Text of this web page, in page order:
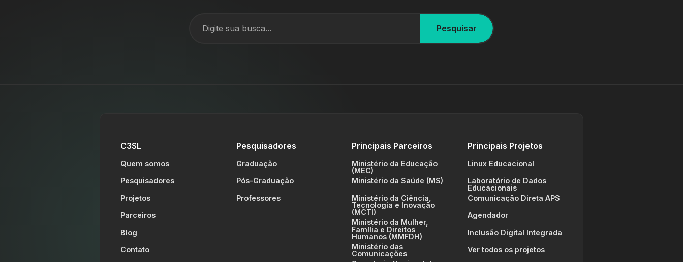
Pesquisar
C3SL
Quem somos
Pesquisadores
Projetos
Parceiros
Blog
Contato
Pesquisadores
Graduação
Pós-Graduação
Professores
Principais Parceiros
Ministério da Educação
(MEC)
Ministério da Saúde (MS)
Ministério da Ciência,
Tecnologia e Inovação
(MCTI)
Ministério da Mulher,
Família e Direitos
Humanos (MMFDH)
Ministério das
Comunicações
Principais Projetos
Linux Educacional
Laboratório de Dados
Educacionais
Comunicação Direta APS
Agendador
Inclusão Digital Integrada
Ver todos os projetos